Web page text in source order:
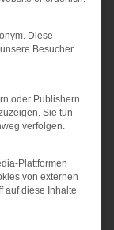
können. Eine
Vergrößerung
unterscheidet
keilförmig.
Menisken von
Bei
die
sie wieder
nach außen
nach vorne
Diese
Besucher
oder Publishern
Sie tun
verfolgen.
Plattformen
von externen
auf diese Inhalte